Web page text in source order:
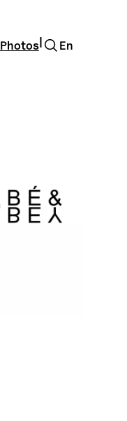
Photos
Search
En